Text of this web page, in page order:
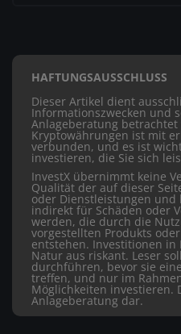
HAFTUNGSAUSSCHLUSS
Dieser Artikel dient
Informationszwecken und
Anlageberatung
Kryptowährungen ist mit
verbunden, und es ist
investieren, die Sie sich
InvestX übernimmt keine
Qualität der auf dieser
oder Dienstleistungen
indirekt für Schäden oder
werden, die durch die
vorgestellten Produkts
entstehen. Investitionen in
Natur aus riskant. Leser
durchführen, bevor sie
treffen, und nur im
Möglichkeiten investieren.
Anlageberatung dar.